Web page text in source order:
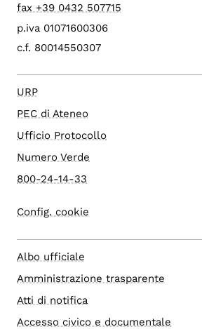
fax +39 0432 507715
p.iva 01071600306
c.f. 80014550307
URP
PEC di Ateneo
Ufficio Protocollo
Numero Verde
800-24-14-33
Config. cookie
Albo ufficiale
Amministrazione trasparente
Atti di notifica
Accesso civico e documentale